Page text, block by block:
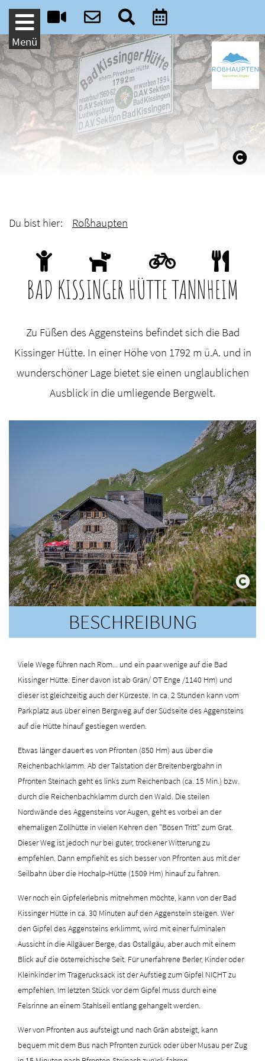
Weiter zum Inhalt
Menü
Du bist hier: Roßhaupten
BAD KISSINGER HÜTTE TANNHEIM
Zu Füßen des Aggensteins befindet sich die Bad
Kissinger Hütte. In einer Höhe von 1792 m ü.A. und in
wunderschöner Lage bietet sie einen unglaublichen
Ausblick in die umliegende Bergwelt.
BESCHREIBUNG
Viele Wege führen nach Rom... und ein paar wenige auf die Bad
Kissinger Hütte. Einer davon ist ab Grän/ OT Enge /1140 Hm) und
dieser ist gleichzeitig auch der Kürzeste. In ca. 2 Stunden kann vom
Parkplatz aus über einen Bergweg auf der Südseite des Aggensteins
auf die Hütte hinauf gestiegen werden.
Etwas länger dauert es von Pfronten (850 Hm) aus über die
Reichenbachklamm. Ab der Talstation der Breitenbergbahn in
Pfronten Steinach geht es links zum Reichenbach (ca. 15 Min.) bzw.
durch die Reichenbachklamm durch den Wald. Die steilen
Nordwände des Aggensteins vor Augen, geht es vorbei an der
ehemaligen Zollhütte in vielen Kehren den "Bösen Tritt" zum Grat.
Dieser Weg ist jedoch nur bei guter, trockener Witterung zu
empfehlen. Dann empfiehlt es sich besser von Pfronten aus mit der
Seilbahn über die Hochalp-Hütte (1509 Hm) hinauf zu fahren.
Wer noch ein Gipfelerlebnis mitnehmen möchte, kann von der Bad
Kissinger Hütte in ca. 30 Minuten auf den Aggenstein steigen. Wer
den Gipfel des Aggensteins erklimmt, wird mit einer fulminalen
Aussicht in die Allgäuer Berge, das Ostallgäu, aber auch mit einem
Blick auf die österreichische Seit. Für unerfahrene Berler, Kinder oder
Kleinkinder im Tragerucksack ist der Aufstieg zum Gipfel NICHT zu
empfehlen. Im letzten Stück vor dem Gipfel muss durch eine
Felsrinne an einem Stahlseil entlang gehangelt werden.
Wer von Pfronten aus aufsteigt und nach Grän absteigt, kann
bequem mit dem Bus nach Pfronten zurück oder über Musau per Zug